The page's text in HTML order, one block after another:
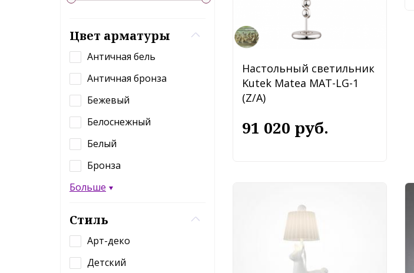
Цвет арматуры
Античная бель
Античная бронза
Бежевый
Белоснежный
Белый
Бронза
Больше
Стиль
Арт-деко
Детский
Настольный светильник
Kutek Matea MAT-LG-1
(Z/A)
91 020 руб.
Настольный светильник
Maytoni Senor Alpaca
MOD377TL-L5W3K
18 990 руб.